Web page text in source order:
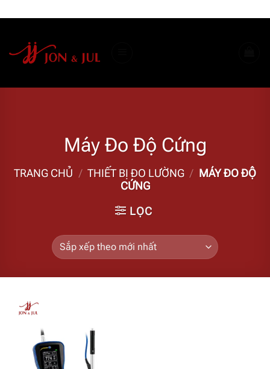
dung
Máy Đo Độ Cứng
TRANG CHỦ / THIẾT BỊ ĐO LƯỜNG / MÁY ĐO ĐỘ
CỨNG
LỌC